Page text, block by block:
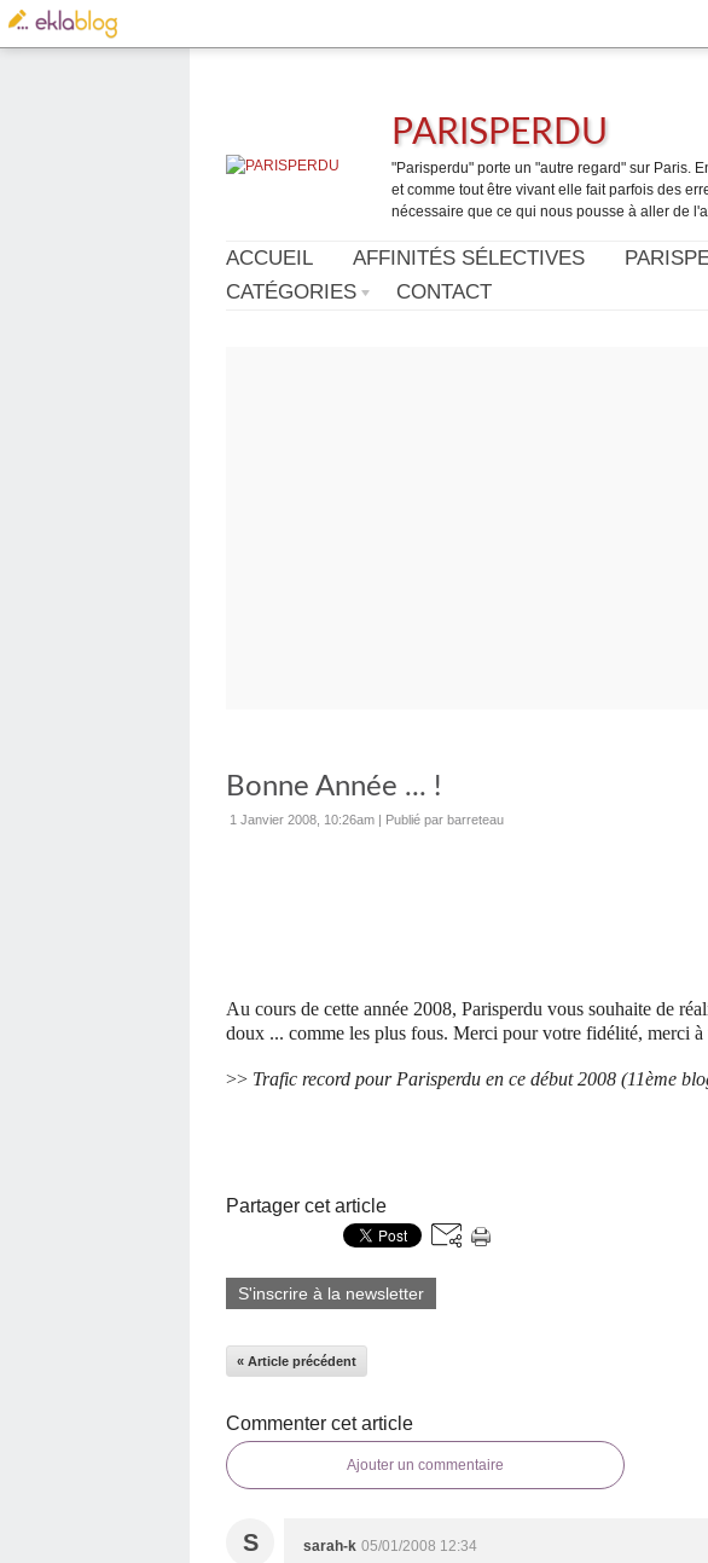
PARISPERDU
"Parisperdu" porte un "autre regard" sur Paris.
et comme tout être vivant elle fait parfois des
nécessaire que ce qui nous pousse à aller de
ACCUEIL AFFINITÉS SÉLECTIVES
CATÉGORIES
CONTACT
Bonne Année ... !
1 Janvier 2008, 10:26am | Publié par barreteau
Au cours de cette année 2008, Parisperdu vous souhaite de
doux ... comme les plus fous. Merci pour votre fidélité, merci à
>> Trafic record pour Parisperdu en ce début 2008 (11ème
Partager cet article
S'inscrire à la newsletter
« Article précédent
Commenter cet article
Ajouter un commentaire
S sarah-k 05/01/2008 12:34